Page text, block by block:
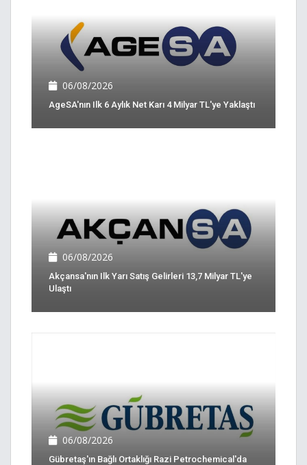
06/08/2026
AgeSA'nın Ilk 6 Aylık Net Karı 4 Milyar TL'ye Yaklaştı
06/08/2026
Akçansa'nın Ilk Yarı Satış Gelirleri 13,7 Milyar TL'ye
Ulaştı
06/08/2026
Gübretaş'ın Bağlı Ortaklığı Razi Petrochemical'da